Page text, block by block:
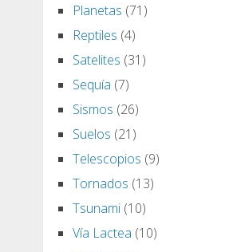
Planetas (71)
Reptiles (4)
Satelites (31)
Sequía (7)
Sismos (26)
Suelos (21)
Telescopios (9)
Tornados (13)
Tsunami(10)
Vía Lactea (10)